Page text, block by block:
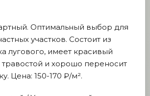
Оптимальный выбор для
участков. Состоит из
лугового, имеет красивый
травостой и хорошо переносит
Цена: 150-170 ₽/м².